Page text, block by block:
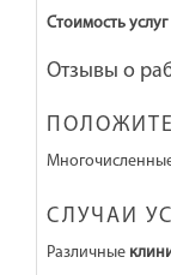
Стоимость
Отзывы о
СЛУЧАИ
Различные